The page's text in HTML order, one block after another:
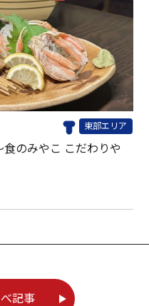
東部エリア
食のみやこ こだわりや
記事